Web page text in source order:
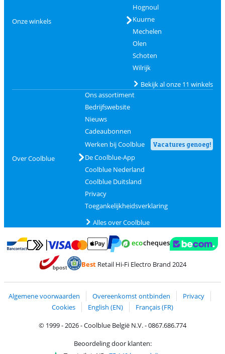
Onze winkels
Hognoul
Kuurne
Mechelen
Olen
Schoten
Wilrijk
Bekijk al onze 11 winkels
Over Coolblue
Ons assortiment
Bedrijfswebsite
Nieuws
Cadeaubonnen
Werken bij Coolblue
Vacatures genoeg!
De Coolblue-App
Coolblue Nederland
Coolblue Duitsland
Privacy
Toegankelijkheidsverklaring
Alles over Coolblue
Betalen met Bancontact
Betalen met MasterCard en Visa via ClickToPay
BestRetail Hi-Fi Electro Brand 2024
Algemene voorwaarden Overeenkomst ontbinden
Privacy
Cookies
English (EN)
Français (FR)
© 1999 - 2026 - Coolblue België N.V. - 0867.686.774
Beoordeling door klanten: